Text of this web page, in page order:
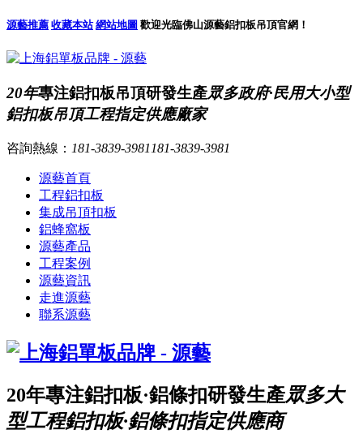
源藝推薦 收藏本站 網站地圖 歡迎光臨佛山源藝鋁扣板吊頂官網！
20年專注鋁扣板吊頂研發生產眾多政府·民用大小型
鋁扣板吊頂工程指定供應廠家
咨詢熱線： 181-3839-3981 181-3839-3981
源藝首頁
工程鋁扣板
集成吊頂扣板
鋁蜂窩板
源藝產品
工程案例
源藝資訊
走進源藝
聯系源藝
20年專注鋁扣板·鋁條扣研發生產眾多大
型工程鋁扣板·鋁條扣指定供應商